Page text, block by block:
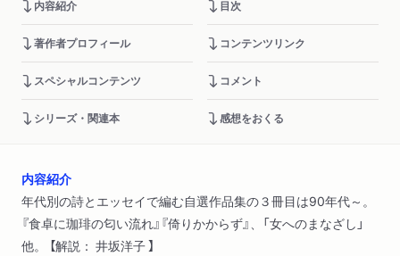
内容紹介 目次
著作者プロフィール コンテンツリンク
スペシャルコンテンツ コメント
シリーズ・関連本 感想をおくる
内容紹介
年代別の詩とエッセイで編む自選作品集の３冊目は90年代～。
『食卓に珈琲の匂い流れ』『倚りかからず』、「女へのまなざし」
他。 【解説： 井坂洋子 】